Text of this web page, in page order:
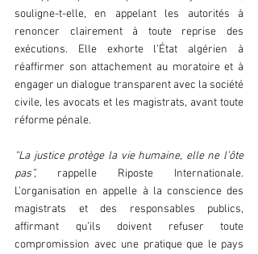
souligne-t-elle, en appelant les autorités à
renoncer clairement à toute reprise des
exécutions. Elle exhorte l’État algérien à
réaffirmer son attachement au moratoire et à
engager un dialogue transparent avec la société
civile, les avocats et les magistrats, avant toute
réforme pénale.
“La justice protège la vie humaine, elle ne l’ôte
pas”, rappelle Riposte Internationale.
L’organisation en appelle à la conscience des
magistrats et des responsables publics,
affirmant qu’ils doivent refuser toute
compromission avec une pratique que le pays